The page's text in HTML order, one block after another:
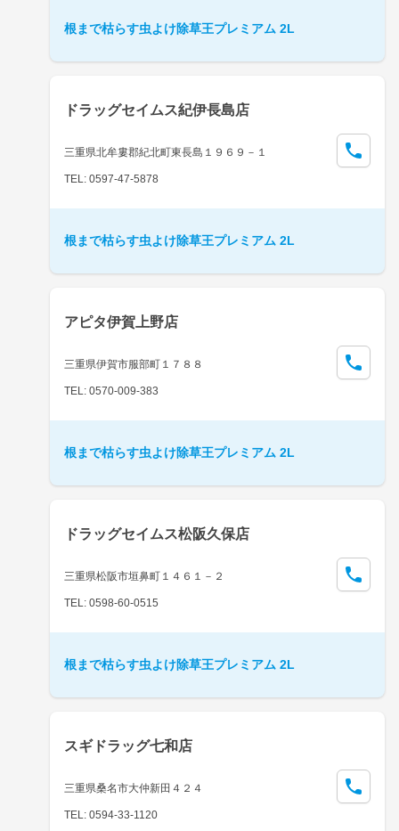
根まで枯らす虫よけ除草王プレミアム 2L
ドラッグセイムス紀伊長島店
三重県北牟婁郡紀北町東長島１９６９－１
TEL: 0597-47-5878
根まで枯らす虫よけ除草王プレミアム 2L
アピタ伊賀上野店
三重県伊賀市服部町１７８８
TEL: 0570-009-383
根まで枯らす虫よけ除草王プレミアム 2L
ドラッグセイムス松阪久保店
三重県松阪市垣鼻町１４６１－２
TEL: 0598-60-0515
根まで枯らす虫よけ除草王プレミアム 2L
スギドラッグ七和店
三重県桑名市大仲新田４２４
TEL: 0594-33-1120